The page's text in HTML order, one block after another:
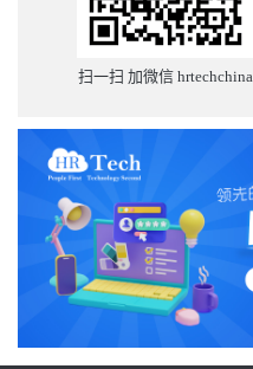
扫一扫 加微信 hrtechchina